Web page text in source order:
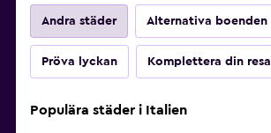
Andra städer Alternativa boenden
Pröva lyckan Komplettera din resa
Populära städer i Italien